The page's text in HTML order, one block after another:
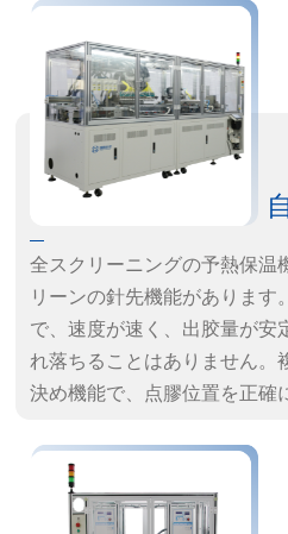
製品の特徴：
· 感度：20万回/秒
全スクリーニングの予熱保温
リーンの針先機能があります
で、速度が速く、出胶量が安
れ落ちることはありません。
決め機能で、点膠位置を正確
製品の特徴：
· 移動速度：X&Y/Z：500/
· 反復精度：±0.03mm